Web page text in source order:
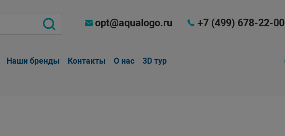
opt@aqualogo.ru +7 (499) 678-22-00
Наши бренды Контакты О нас 3D тур